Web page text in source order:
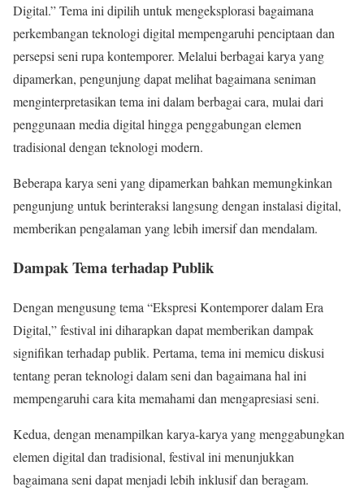
Digital.” Tema ini dipilih untuk mengeksplorasi bagaimana
perkembangan teknologi digital mempengaruhi penciptaan dan
persepsi seni rupa kontemporer. Melalui berbagai karya yang
dipamerkan, pengunjung dapat melihat bagaimana seniman
menginterpretasikan tema ini dalam berbagai cara, mulai dari
penggunaan media digital hingga penggabungan elemen
tradisional dengan teknologi modern.
Beberapa karya seni yang dipamerkan bahkan memungkinkan
pengunjung untuk berinteraksi langsung dengan instalasi digital,
memberikan pengalaman yang lebih imersif dan mendalam.
Dampak Tema terhadap Publik
Dengan mengusung tema “Ekspresi Kontemporer dalam Era
Digital,” festival ini diharapkan dapat memberikan dampak
signifikan terhadap publik. Pertama, tema ini memicu diskusi
tentang peran teknologi dalam seni dan bagaimana hal ini
mempengaruhi cara kita memahami dan mengapresiasi seni.
Kedua, dengan menampilkan karya-karya yang menggabungkan
elemen digital dan tradisional, festival ini menunjukkan
bagaimana seni dapat menjadi lebih inklusif dan beragam.